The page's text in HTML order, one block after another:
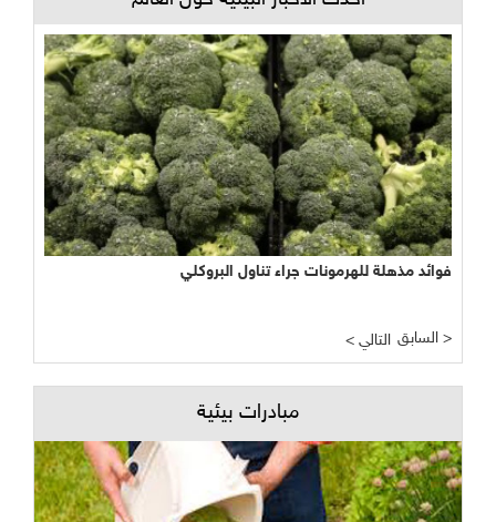
فوائد مذهلة للهرمونات جراء تناول البروكلي
نجاح مبشر وواعد لتجربة الأراضي الرطبة المصطنعة في معالجة
< التالي السابق >
مبادرات بيئية